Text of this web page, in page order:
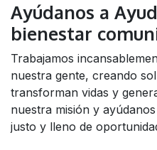
Ayúdanos a
bienestar
Trabajamos
nuestra gente, creando
transforman vidas y
nuestra misión y
justo y lleno de